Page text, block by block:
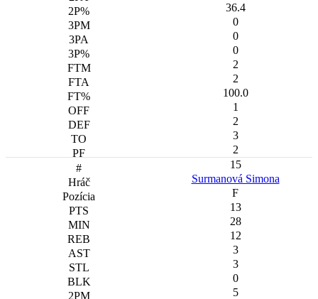
36.4
0
0
0
2
2
100.0
1
2
3
2
15
Surmanová Simona
F
13
28
12
3
3
0
5